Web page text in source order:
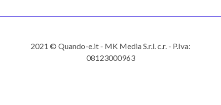
2021 © Quando-e.it - MK Media S.r.l. c.r. - P.Iva:
08123000963